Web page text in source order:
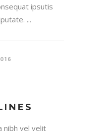
ipsutis
...
nibh vel velit